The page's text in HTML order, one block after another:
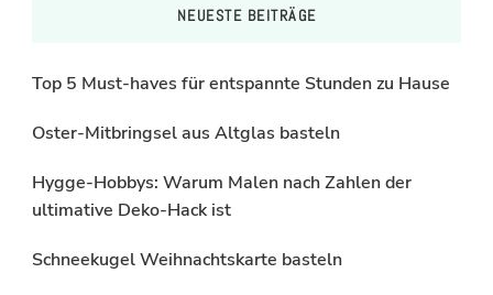
NEUESTE BEITRÄGE
Top 5 Must-haves für entspannte Stunden zu Hause
Oster-Mitbringsel aus Altglas basteln
Hygge-Hobbys: Warum Malen nach Zahlen der
ultimative Deko-Hack ist
Schneekugel Weihnachtskarte basteln